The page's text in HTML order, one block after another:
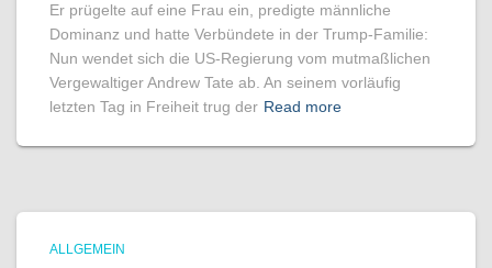
Er prügelte auf eine Frau ein, predigte männliche
Dominanz und hatte Verbündete in der Trump-Familie:
Nun wendet sich die US-Regierung vom mutmaßlichen
Vergewaltiger Andrew Tate ab. An seinem vorläufig
letzten Tag in Freiheit trug der Read more
ALLGEMEIN